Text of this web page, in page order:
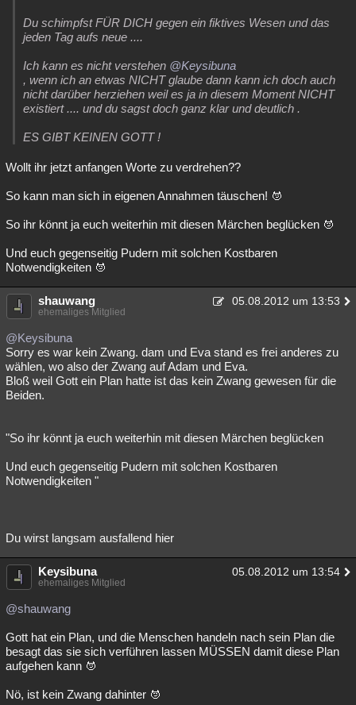
Du schimpfst FÜR DICH gegen ein fiktives Wesen und das
jeden Tag aufs neue ....
Ich kann es nicht verstehen @Keysibuna
, wenn ich an etwas NICHT glaube dann kann ich doch auch
nicht darüber herziehen weil es ja in diesem Moment NICHT
existiert .... und du sagst doch ganz klar und deutlich .
ES GIBT KEINEN GOTT !
Wollt ihr jetzt anfangen Worte zu verdrehen??
So kann man sich in eigenen Annahmen täuschen!
So ihr könnt ja euch weiterhin mit diesen Märchen beglücken
Und euch gegenseitig Pudern mit solchen Kostbaren
Notwendigkeiten
shauwang 05.08.2012 um 13:53
ehemaliges Mitglied
@Keysibuna
Sorry es war kein Zwang. dam und Eva stand es frei anderes zu
wählen, wo also der Zwang auf Adam und Eva.
Bloß weil Gott ein Plan hatte ist das kein Zwang gewesen für die
Beiden.
"So ihr könnt ja euch weiterhin mit diesen Märchen beglücken
Und euch gegenseitig Pudern mit solchen Kostbaren
Notwendigkeiten "
Du wirst langsam ausfallend hier
Keysibuna 05.08.2012 um 13:54
ehemaliges Mitglied
@shauwang
Gott hat ein Plan, und die Menschen handeln nach sein Plan die
besagt das sie sich verführen lassen MÜSSEN damit diese Plan
aufgehen kann
Nö, ist kein Zwang dahinter